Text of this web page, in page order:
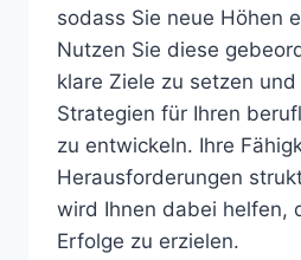
sodass Sie neue Höhen
Nutzen Sie diese
klare Ziele zu setzen
Strategien für Ihren
zu entwickeln. Ihre
Herausforderungen
wird Ihnen dabei helfen,
Erfolge zu erzielen.